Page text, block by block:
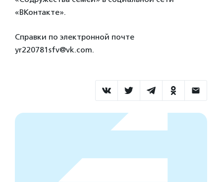
«ВКонтакте».
Справки по электронной почте
yr220781sfv@vk.com.